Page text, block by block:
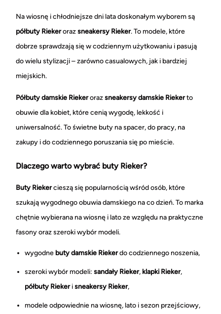
Na wiosnę i chłodniejsze dni lata doskonałym wyborem są
półbuty Riekerorazsneakersy Rieker. To modele, które
dobrze sprawdzają się w codziennym użytkowaniu i pasują
do wielu stylizacji – zarówno casualowych, jak i bardziej
miejskich.
Półbuty damskie Riekerorazsneakersy damskie Riekerto
obuwie dla kobiet, które cenią wygodę, lekkość i
uniwersalność. To świetne buty na spacer, do pracy, na
zakupy i do codziennego poruszania się po mieście.
Dlaczego warto wybrać buty Rieker?
Buty Riekercieszą się popularnością wśród osób, które
szukają wygodnego obuwia damskiego na co dzień. To marka
chętnie wybierana na wiosnę i lato ze względu na praktyczne
fasony oraz szeroki wybór modeli.
wygodne buty damskie Riekerdo codziennego noszenia,
szeroki wybór modeli: sandały Rieker, klapki Rieker,
półbuty Riekerisneakersy Rieker,
modele odpowiednie na wiosnę, lato i sezon przejściowy,